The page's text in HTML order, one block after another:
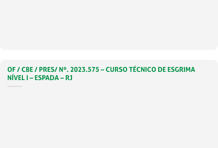
OF / CBE / PRES/ Nº. 2023.575 – CURSO TÉCNICO DE ESGRIMA
NÍVEL I – ESPADA – RJ